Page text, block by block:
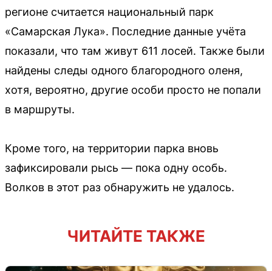
регионе считается национальный парк
«Самарская Лука». Последние данные учёта
показали, что там живут 611 лосей. Также были
найдены следы одного благородного оленя,
хотя, вероятно, другие особи просто не попали
в маршруты.
Кроме того, на территории парка вновь
зафиксировали рысь — пока одну особь.
Волков в этот раз обнаружить не удалось.
ЧИТАЙТЕ ТАКЖЕ